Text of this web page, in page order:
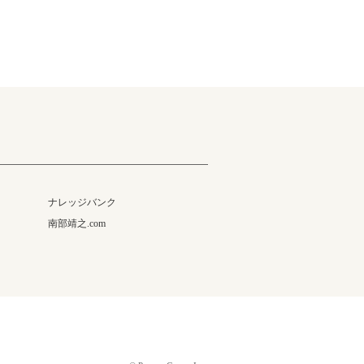
ナレッジバンク
南部靖之.com